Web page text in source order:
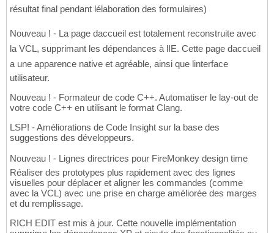
résultat final pendant lélaboration des formulaires)
Nouveau ! - La page daccueil est totalement reconstruite avec
la VCL, supprimant les dépendances à lIE. Cette page daccueil
a une apparence native et agréable, ainsi que linterface
utilisateur.
Nouveau ! - Formateur de code C++. Automatiser le lay-out de
votre code C++ en utilisant le format Clang.
LSP! - Améliorations de Code Insight sur la base des
suggestions des développeurs.
Nouveau ! - Lignes directrices pour FireMonkey design time 
Réaliser des prototypes plus rapidement avec des lignes
visuelles pour déplacer et aligner les commandes (comme
avec la VCL) avec une prise en charge améliorée des marges
et du remplissage.
RICH EDIT est mis à jour. Cette nouvelle implémentation